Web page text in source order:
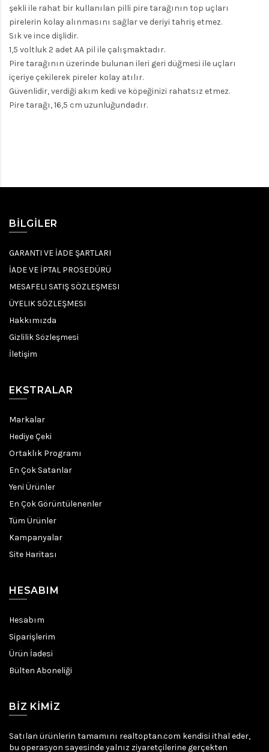
şekli ile rahat bir kullanılan pilli pire tarağının top uçları
pirelerin kolay alınmasını sağlar ve deriyi tahriş etmez.
Sık ve ince dişlidir.
1,5 voltluk 2 adet AA pil ile çalışmaktadır.
Pire tarağının üzerinde bulunan ileri geri düğmesi ile uçları
içeriye çekilerek pireler kolay atılır.
Güvenlidir, verdiği akım kedi ve köpeğinizi rahatsız etmez.
Pire tarağı, 16,5 cm uzunluğundadır.
BILGILER
GARANTI VE İADE ŞARTLARI
İADE VE İPTAL PROSEDÜRÜ
MESAFELI SATIŞ SÖZLEŞMESI
ÜYELIK SÖZLEŞMESI
Hakkımızda
Gizlilik Sözleşmesi
İletişim
EKSTRALAR
Markalar
Hediye Çeki
Ortaklık Programı
En Çok Satanlar
Yeni Ürünler
En Çok Görüntülenenler
Tüm Ürünler
Kampanyalar
Site Haritası
HESABIM
Hesabım
Siparişlerim
Ürün İadesi
Bülten Aboneliği
BIZ KIMIZ
Satılan ürünlerin tamamını realtoptan.com kendisi ithal eder,
bu operasyon sayesinde yalnız ziyaretçilerine gerçekten